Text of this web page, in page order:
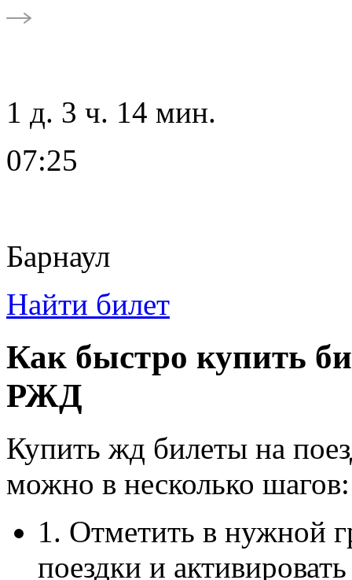
1 д. 3 ч. 14 мин.
07:25
Барнаул
Найти билет
Как быстро купить
РЖД
Купить жд билеты на
можно в несколько шагов:
1. Отметить в нужной
поездки и